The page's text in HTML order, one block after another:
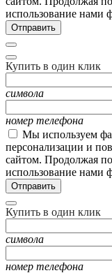
использование нами
Купить в один клик
символа
номер телефона
Мы используем
персонализации и
сайтом. Продолжая
использование нами
Купить в один клик
символа
номер телефона